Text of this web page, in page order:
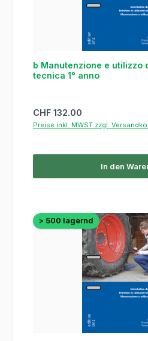
b Manutenzione e
tecnica 1° anno
Regulärer Preis:
CHF 132.00
Preise inkl. MWST zzgl.
In den
> 500 lagernd